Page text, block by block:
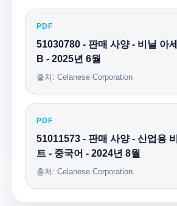
PDF
51030780 - 판매 사양 - 비닐 아
B - 2025년 6월
출처: Celanese Corporation
PDF
51011573 - 판매 사양 - 산업용
트 - 중국어 - 2024년 8월
출처: Celanese Corporation